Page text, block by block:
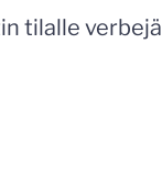
tilalle verbejä